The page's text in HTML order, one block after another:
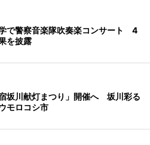
で警察音楽隊吹奏楽コンサート 4
を披露
坂川献灯まつり」開催へ 坂川彩る
モロコシ市